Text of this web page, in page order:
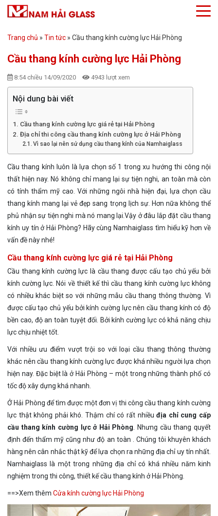
Trang chủ » Tin tức » Cầu thang kính cường lực Hải Phòng
Cầu thang kính cường lực Hải Phòng
8:54 chiều 14/09/2020 4943 lượt xem
Nội dung bài viết
Cầu thang kính cường lực giá rẻ tại Hải Phòng
Địa chỉ thi công cầu thang kính cường lực ở Hải Phòng
Vì sao lại nên sử dụng cầu thang kính của Namhaiglass
Cầu thang kính luôn là lựa chọn số 1 trong xu hướng thi công nội
thất hiện nay. Nó không chỉ mang lại sự tiện nghi, an toàn mà còn
có tính thẩm mỹ cao. Với những ngôi nhà hiện đại, lựa chọn cầu
thang kính mang lại vẻ đẹp sang trọng lịch sự. Hơn nữa không thể
phủ nhận sự tiện nghi mà nó mang lại.Vậy ở đâu lắp đặt cầu thang
kính uy tín ở Hải Phòng? Hãy cùng Namhaiglass tìm hiểu kỹ hơn về
vấn đề này nhé!
Cầu thang kính cường lực giá rẻ tại Hải Phòng
Cầu thang kính cường lực là cầu thang được cấu tạo chủ yếu bởi
kính cường lực. Nói về thiết kế thì cầu thang kính cường lực không
có nhiều khác biệt so với những mẫu cầu thang thông thường. Vì
được cấu tạo chủ yếu bởi kính cường lực nên cầu thang kính có độ
bền cao, độ an toàn tuyệt đối. Bởi kính cường lực có khả năng chịu
lực chịu nhiệt tốt.
Với nhiều ưu điểm vượt trội so với loại cầu thang thông thường
khác nên cầu thang kính cường lực được khá nhiều người lựa chọn
hiện nay. Đặc biệt là ở Hải Phòng – một trong những thành phố có
tốc độ xây dựng khá nhanh.
Ở Hải Phòng để tìm được một đơn vị thi công cầu thang kính cường
lực thật không phải khó. Thậm chí có rất nhiềuđịa chỉ cung cấp
cầu thang kính cường lực ở Hải Phòng . Nhưng cầu thang quyết
định đến thẩm mỹ cũng như độ an toàn . Chúng tôi khuyên khách
hàng nên cân nhắc thật kỹ để lựa chọn ra những địa chỉ uy tín nhất.
Namhaiglass là một trong những địa chỉ có khá nhiều năm kinh
nghiệm trong thi công, thiết kế cầu thang kính ở Hải Phòng.
==>Xem thêm Cửa kính cường lực Hải Phòng